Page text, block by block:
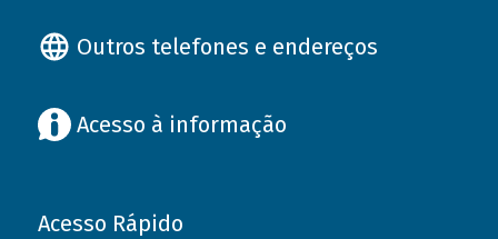
Outros telefones e endereços
Acesso à informação
Acesso Rápido